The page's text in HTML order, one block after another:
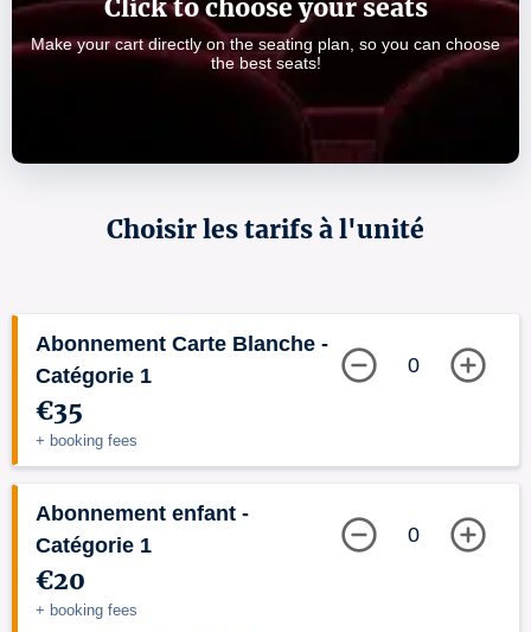
Click to choose your seats
Make your cart directly on the seating plan, so you can choose
the best seats!
Choisir les tarifs à l'unité
Abonnement Carte Blanche -
Catégorie 1
€35
+ booking fees
0
Abonnement enfant -
Catégorie 1
€20
+ booking fees
0